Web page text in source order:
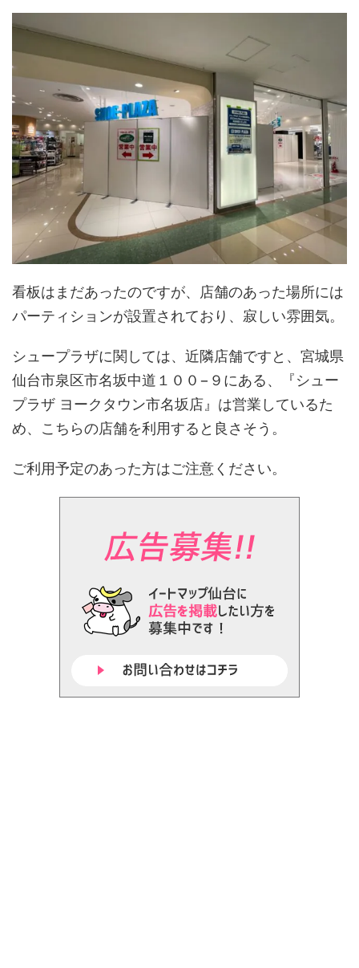
看板はまだあったのですが、店舗のあった場所には
パーティションが設置されており、寂しい雰囲気。
シュープラザに関しては、近隣店舗ですと、宮城県
仙台市泉区市名坂中道１００−９にある、『シュー
プラザ ヨークタウン市名坂店』は営業しているた
め、こちらの店舗を利用すると良さそう。
ご利用予定のあった方はご注意ください。